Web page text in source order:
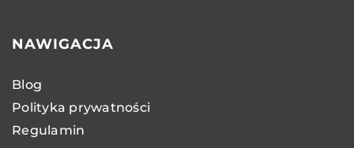
NAWIGACJA
Blog
Polityka prywatności
Regulamin